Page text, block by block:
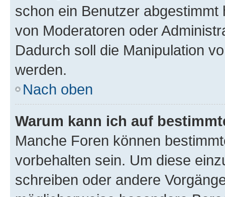
schon ein Benutzer
von Moderatoren oder
Dadurch soll die Manipulation
werden.
Nach oben
Warum kann ich auf
Manche Foren können
vorbehalten sein. Um diese
schreiben oder andere